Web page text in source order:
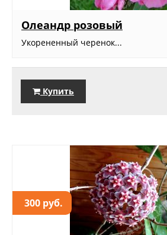
Олеандр розовый
Укорененный черенок...
Купить
300 руб.